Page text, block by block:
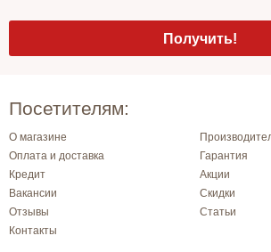
Посетителям:
О магазине
Оплата и доставка
Гарантия
Кредит
Акции
Вакансии
Скидки
Отзывы
Статьи
Контакты